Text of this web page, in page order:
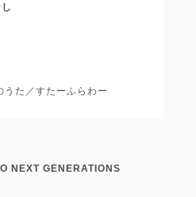
た／すたーふらわー
NEXT GENERATIONS